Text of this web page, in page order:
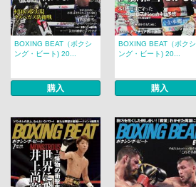
BOXING BEAT（ボクシ
ング・ビート) 20...
購入
BOXING BEAT（ボクシ
ング・ビート) 20...
購入